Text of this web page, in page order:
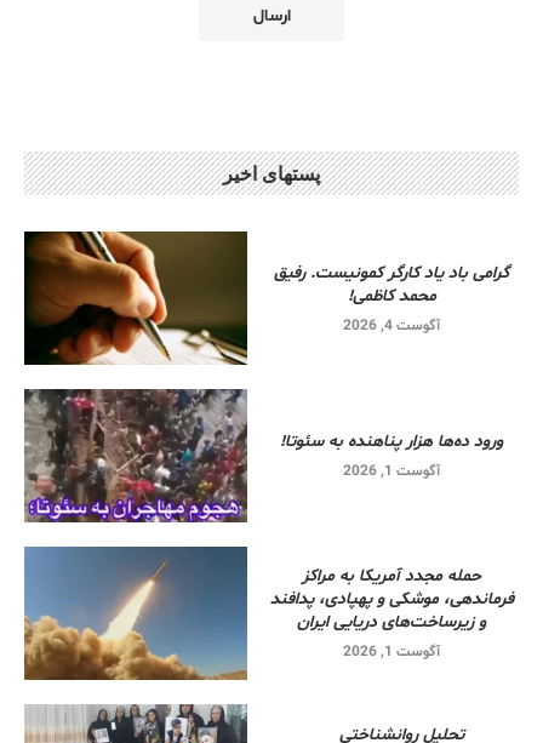
پستهای اخیر
گرامی باد یاد کارگر کمونیست. رفیق
محمد کاظمی!
آگوست 4, 2026
ورود ده‌ها هزار پناهنده به سئوتا!
آگوست 1, 2026
حمله مجدد آمریکا به مراکز
فرماندهی، موشکی و پهپادی، پدافند
و زیرساخت‌های دریایی ایران
آگوست 1, 2026
تحلیل روانشناختی